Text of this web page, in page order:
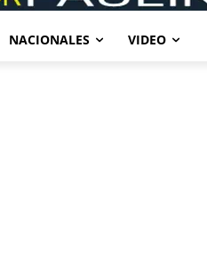
NACIONALES VIDEO